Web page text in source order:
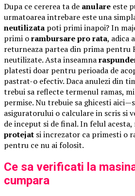
Dupa ce cererea ta de anulare este
urmatoarea intrebare este una
neutilizata poti primi inapoi? In
primi orambursare pro rata, adica
returneaza partea din prima pentru
neutilizate. Asta inseamna
platesti doar pentru perioada de
pastrat-o efectiv. Daca anulezi din
trebui sa reflecte termenul ramas,
permise. Nu trebuie sa ghicesti
asiguratorului o calculare in scris si
de inceput si de final. In felul
protejat si increzator ca primesti o
pentru ce nu ai folosit.
Ce sa verificati la
cumpara